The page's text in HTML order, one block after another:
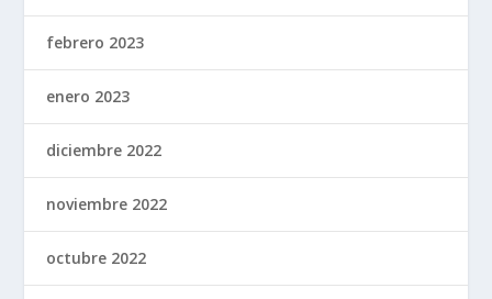
febrero 2023
enero 2023
diciembre 2022
noviembre 2022
octubre 2022